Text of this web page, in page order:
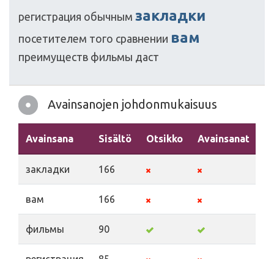
регистрация обычным закладки
посетителем того сравнении вам
преимуществ фильмы даст
Avainsanojen johdonmukaisuus
Avainsana Sisältö Otsikko Avainsanat
закладки 166
вам 166
фильмы 90